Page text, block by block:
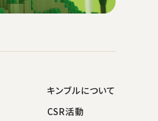
キンブルについて
CSR活動